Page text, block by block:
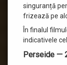
singuranță
frizează pe
În finalul
indicativele
Perseide —